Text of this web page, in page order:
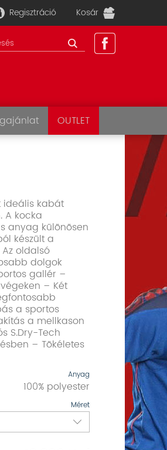
Regisztráció Kosár
OUTLET
ideális kabát
A kocka
anyag különösen
készült a
oldalsó
dolgok
gallér –
– Két
a sportos
a mellkason
S.Dry-Tech
– Tökéletes
Méret
Anyag
100% polyester